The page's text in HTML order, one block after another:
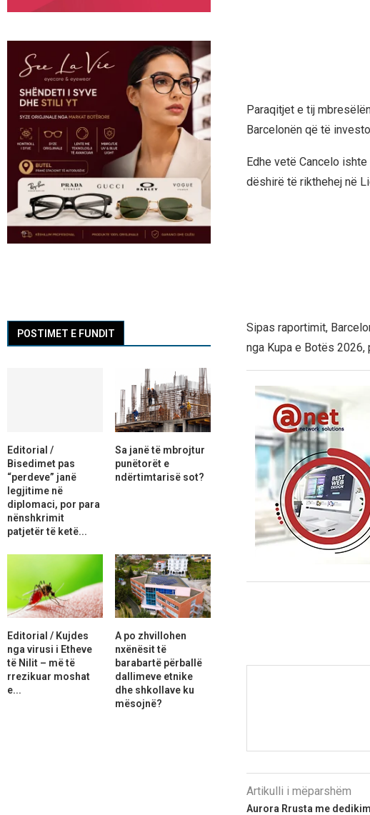
Paraqitjet e tij
Barcelonën që të
Edhe vetë Cancelo
dëshirë të rikthehej në
Sipas raportimit,
nga Kupa e Botës
Artikulli i mëparshëm
Aurora Rrusta me
POSTIMET E FUNDIT
Editorial /
Bisedimet pas
“perdeve” janë
legjitime në
diplomaci, por para
nënshkrimit
patjetër të ketë...
Sa janë të mbrojtur
punëtorët e
ndërtimtarisë sot?
Editorial / Kujdes
nga virusi i Etheve
të Nilit – më të
rrezikuar moshat
e...
A po zhvillohen
nxënësit të
barabartë përballë
dallimeve etnike
dhe shkollave ku
mësojnë?